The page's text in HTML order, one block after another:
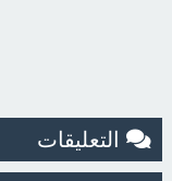
التعليقات